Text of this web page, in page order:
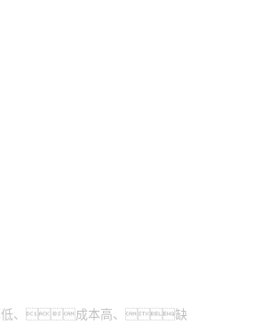
低、成本高、缺